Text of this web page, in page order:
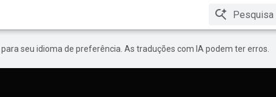
seu idioma de preferência. As traduções com IA podem ter erros.